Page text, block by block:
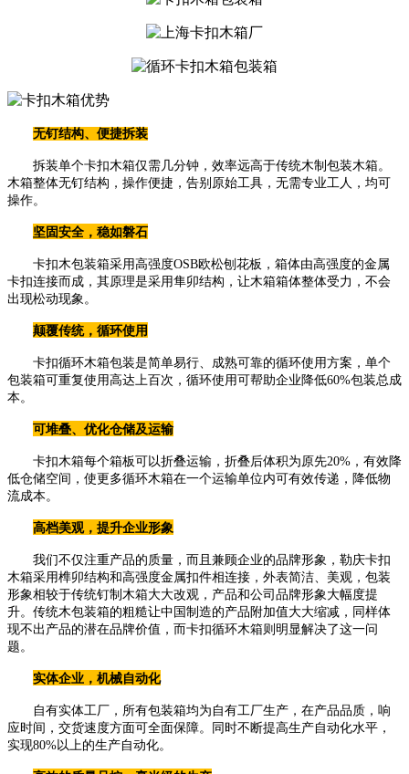
无钉结构、便捷拆装
拆装单个卡扣木箱仅需几分钟，效率远高于传统木制包装木箱。
木箱整体无钉结构，操作便捷，告别原始工具，无需专业工人，均可
操作。
坚固安全，稳如磐石
卡扣木包装箱采用高强度OSB欧松刨花板，箱体由高强度的金属
卡扣连接而成，其原理是采用隼卯结构，让木箱箱体整体受力，不会
出现松动现象。
颠覆传统，循环使用
卡扣循环木箱包装是简单易行、成熟可靠的循环使用方案，单个
包装箱可重复使用高达上百次，循环使用可帮助企业降低60%包装总成
本。
可堆叠、优化仓储及运输
卡扣木箱每个箱板可以折叠运输，折叠后体积为原先20%，有效降
低仓储空间，使更多循环木箱在一个运输单位内可有效传递，降低物
流成本。
高档美观，提升企业形象
我们不仅注重产品的质量，而且兼顾企业的品牌形象，勒庆卡扣
木箱采用榫卯结构和高强度金属扣件相连接，外表简洁、美观，包装
形象相较于传统钉制木箱大大改观，产品和公司品牌形象大幅度提
升。传统木包装箱的粗糙让中国制造的产品附加值大大缩减，同样体
现不出产品的潜在品牌价值，而卡扣循环木箱则明显解决了这一问
题。
实体企业，机械自动化
自有实体工厂，所有包装箱均为自有工厂生产，在产品品质，响
应时间，交货速度方面可全面保障。同时不断提高生产自动化水平，
实现80%以上的生产自动化。